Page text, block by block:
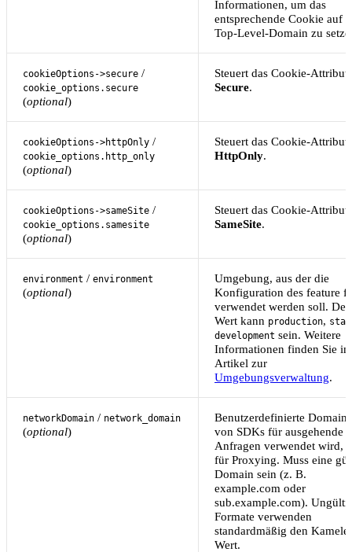
Informationen, um das
entsprechende Cookie auf
Top-Level-Domain zu
cookieOptions->secure /
cookie_options.secure
(optional)
Steuert das Cookie-Attribut
Secure.
cookieOptions->httpOnly /
cookie_options.http_only
(optional)
Steuert das Cookie-Attribut
HttpOnly.
cookieOptions->sameSite /
cookie_options.samesite
(optional)
Steuert das Cookie-Attribut
SameSite.
environment / environment
(optional)
Umgebung, aus der die
Konfiguration des feature
verwendet werden soll. Der
Wert kann production,
development sein. Weitere
Informationen finden Sie im
Artikel zur
Umgebungsverwaltung.
networkDomain / network_domain
(optional)
Benutzerdefinierte
von SDKs für ausgehende
Anfragen verwendet wird,
für Proxying. Muss eine
Domain sein (z. B.
example.com oder
sub.example.com).
Formate verwenden
standardmäßig den
Wert.